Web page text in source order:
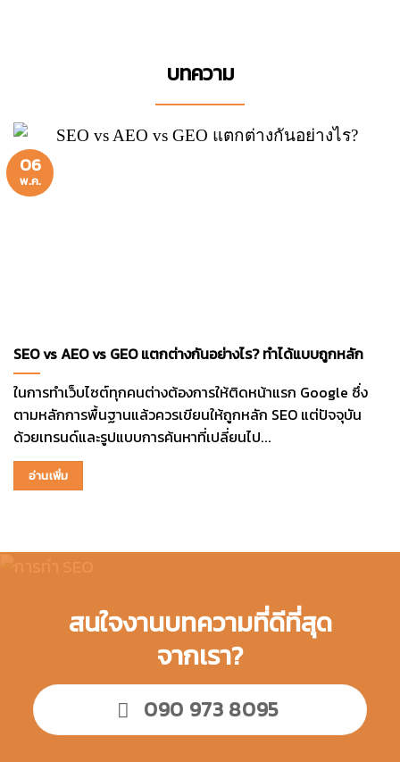
บทความ
SEO vs AEO vs GEO แตกต่างกันอย่างไร? ทำได้แบบถูกหลัก
ในการทำเว็บไซต์ทุกคนต่างต้องการให้ติดหน้าแรก Google ซึ่ง
ตามหลักการพื้นฐานแล้วควรเขียนให้ถูกหลัก SEO แต่ปัจจุบัน
ด้วยเทรนด์และรูปแบบการค้นหาที่เปลี่ยนไป...
อ่านเพิ่ม
06
พ.ค.
สนใจงานบทความที่ดีที่สุด
จากเรา?
090 973 8095